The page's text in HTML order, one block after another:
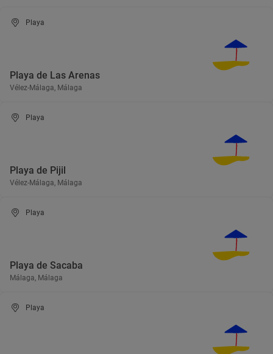
Playa
Playa de Las Arenas
Vélez-Málaga, Málaga
Playa
Playa de Pijil
Vélez-Málaga, Málaga
Playa
Playa de Sacaba
Málaga, Málaga
Playa